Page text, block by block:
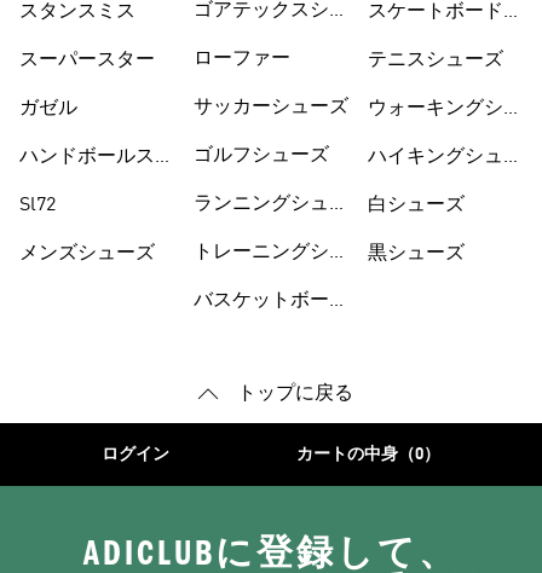
スタンスミス
スーパースター
ガゼル
ハンドボールスペ
Sl72
メンズシューズ
ゴアテックスシュ
ローファー
サッカーシューズ
ゴルフシューズ
ランニングシュー
トレーニングシュ
バスケットボール
スケートボードシ
テニスシューズ
ウォーキングシュ
ハイキングシュー
白シューズ
黒シューズ
トップに戻る
ログイン カートの中身（0）
ADICLUBに登録して、